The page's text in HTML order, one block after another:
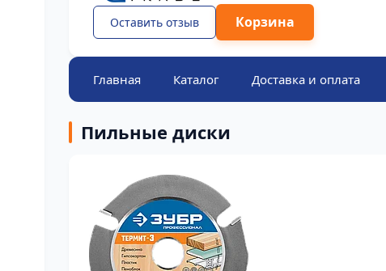
Оставить отзыв Корзина
Главная Каталог Доставка и оплата
Пильные диски